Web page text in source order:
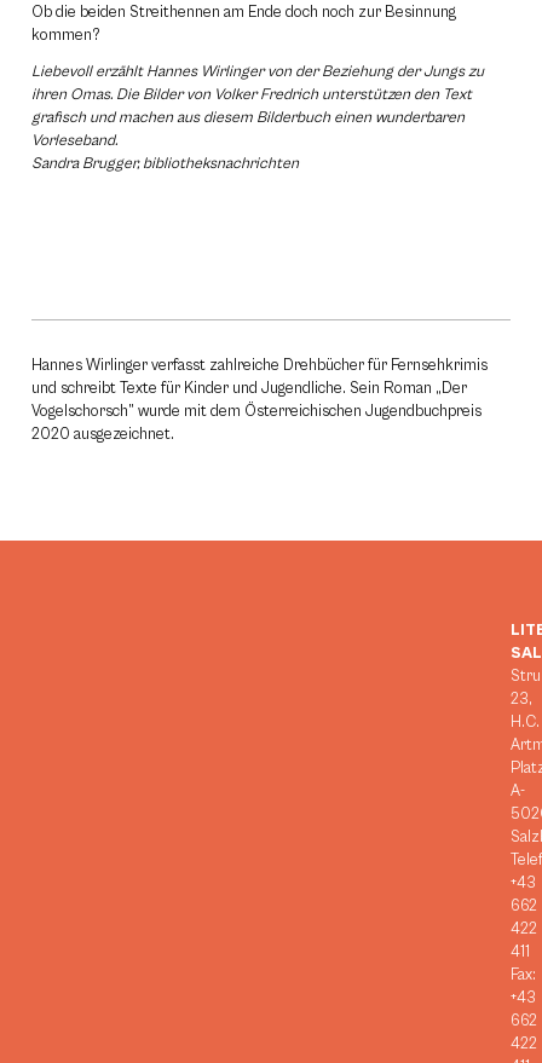
Ob die beiden Streithennen am Ende doch noch zur Besinnung
kommen?
Liebevoll erzählt Hannes Wirlinger von der Beziehung der Jungs zu
ihren Omas. Die Bilder von Volker Fredrich unterstützen den Text
grafisch und machen aus diesem Bilderbuch einen wunderbaren
Vorleseband.
Sandra Brugger, bibliotheksnachrichten
Hannes Wirlinger verfasst zahlreiche Drehbücher für Fernsehkrimis
und schreibt Texte für Kinder und Jugendliche. Sein Roman „Der
Vogelschorsch” wurde mit dem Österreichischen Jugendbuchpreis
2020 ausgezeichnet.
23,
H.C.
A-
+43
662
422
411
Fax:
+43
662
422